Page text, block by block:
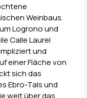
Weinbaus.
Logrono und
Calle Laurel
und
einer Fläche von
sich das
Ebro-Tals und
weit über das